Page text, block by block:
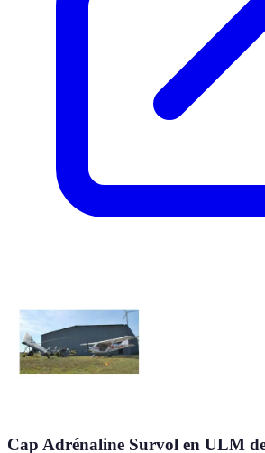
Cap Adrénaline Survol en ULM